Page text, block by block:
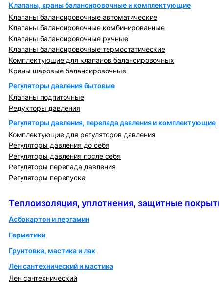
Клапаны, краны балансировочные и комплектующие
Клапаны балансировочные автоматические
Клапаны балансировочные комбинированные
Клапаны балансировочные ручные
Клапаны балансировочные термостатические
Комплектующие для клапанов балансировочных
Краны шаровые балансировочные
Регуляторы давления бытовые
Клапаны подпиточные
Редукторы давления
Регуляторы давления, перепада давления и комплектующие
Комплектующие для регуляторов давления
Регуляторы давления до себя
Регуляторы давления после себя
Регуляторы перепада давления
Регуляторы перепуска
Теплоизоляция, уплотнения, защитные
Асбокартон и пергамин
Герметики
Грунтовка, мастика и лак
Лен сантехнический и мастика
Лен сантехнический